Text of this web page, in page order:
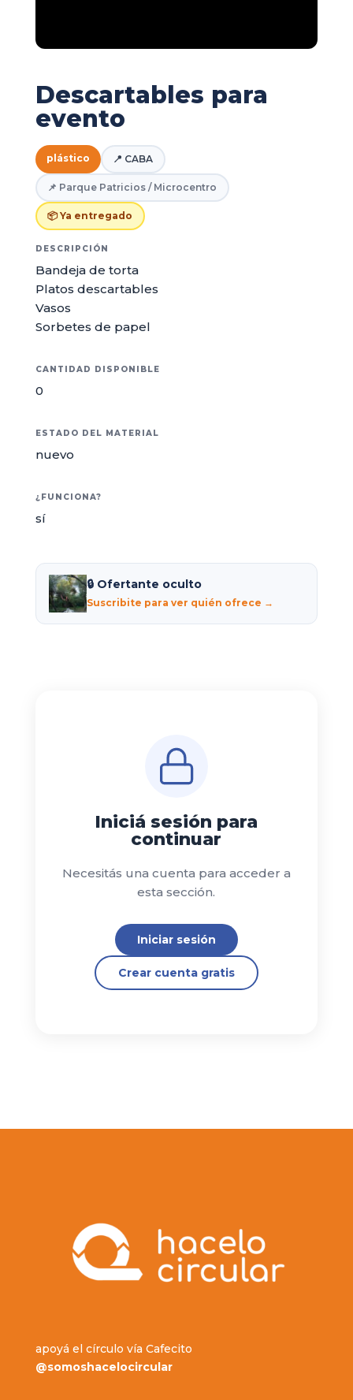
Descartables para
evento
plástico 📍 CABA
📌 Parque Patricios / Microcentro
📦 Ya entregado
DESCRIPCIÓN
Bandeja de torta
Platos descartables
Vasos
Sorbetes de papel
CANTIDAD DISPONIBLE
0
ESTADO DEL MATERIAL
nuevo
¿FUNCIONA?
sí
🔒 Ofertante oculto
Suscribite para ver quién ofrece →
Iniciá sesión para
continuar
Necesitás una cuenta para acceder a
esta sección.
Iniciar sesión
Crear cuenta gratis
apoyá el círculo vía Cafecito
@somoshacelocircular